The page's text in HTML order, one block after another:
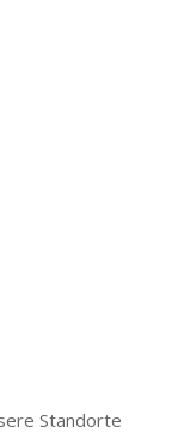
Standorte